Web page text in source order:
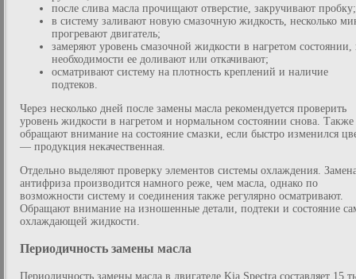
после слива масла прочищают отверстие, закручивают пробку;
в систему заливают новую смазочную жидкость, несколько
прогревают двигатель;
замеряют уровень смазочной жидкости в нагретом состоянии,
необходимости ее доливают или откачивают;
осматривают систему на плотность креплений и наличие
подтеков.
Через несколько дней после замены масла рекомендуется проверить
уровень жидкости в нагретом и нормальном состоянии снова. Также
обращают внимание на состояние смазки, если быстро изменился
— продукция некачественная.
Отдельно выделяют проверку элементов системы охлаждения.
антифриза производится намного реже, чем масла, однако по
возможности систему и соединения также регулярно осматривают.
Обращают внимание на изношенные детали, подтеки и состояние
охлаждающей жидкости.
Периодичность замены масла
Периодичность замены масла в двигателе Kia Spectra составляет 15